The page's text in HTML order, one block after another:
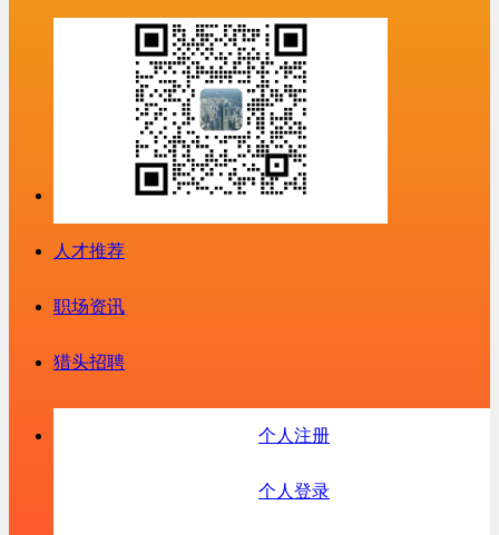
人才推荐
职场资讯
猎头招聘
个人注册
个人登录